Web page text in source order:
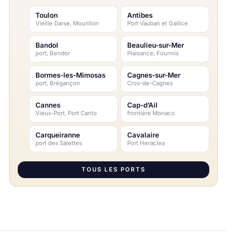
Toulon
Vieille Darse, Mourillon
Antibes
Port Vauban et Gallice
Bandol
port, Bendor
Beaulieu-sur-Mer
Plaisance, Fourmis
Bormes-les-Mimosas
port, Brégançon
Cagnes-sur-Mer
Cros-de-Cagnes
Cannes
Vieux-Port, Port Canto
Cap-d’Ail
frontière Monaco
Carqueiranne
port des Salettes
Cavalaire
Port Heraclea
TOUS LES PORTS